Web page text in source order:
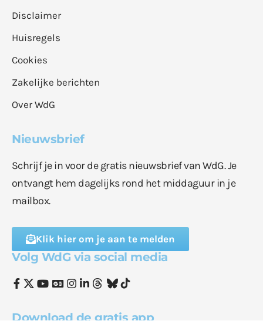
Disclaimer
Huisregels
Cookies
Zakelijke berichten
Over WdG
Nieuwsbrief
Schrijf je in voor de gratis nieuwsbrief van WdG. Je
ontvangt hem dagelijks rond het middaguur in je
mailbox.
Klik hier om je aan te melden
Volg WdG via social media
Download de gratis app